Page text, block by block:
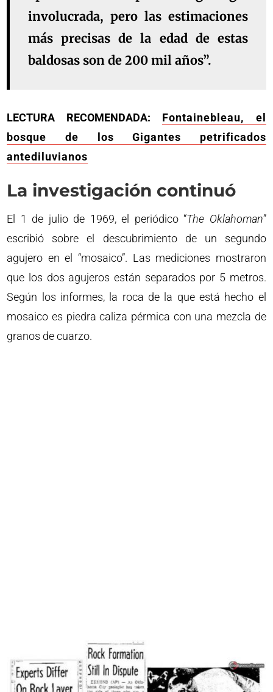
involucrada, pero las estimaciones
más precisas de la edad de estas
baldosas son de 200 mil años”.
LECTURA RECOMENDADA: Fontainebleau, el
bosque de los Gigantes petrificados
antediluvianos
La investigación continuó
El 1 de julio de 1969, el periódico “The Oklahoman”
escribió sobre el descubrimiento de un segundo
agujero en el “mosaico”. Las mediciones mostraron
que los dos agujeros están separados por 5 metros.
Según los informes, la roca de la que está hecho el
mosaico es piedra caliza pérmica con una mezcla de
granos de cuarzo.